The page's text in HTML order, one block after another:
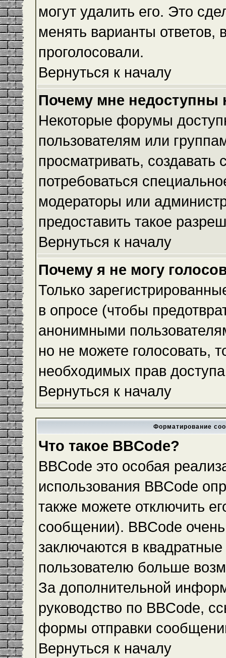
могут удалить его. Это
менять варианты ответов,
проголосовали.
Вернуться к началу
Почему мне
Некоторые форумы
пользователям или
просматривать,
потребоваться
модераторы или
предоставить такое
Вернуться к началу
Почему я не могу
Только
в опросе (чтобы
анонимными
но не можете голосовать,
необходимых прав
Вернуться к началу
Форматирование
Что такое BBCode?
BBCode это особая
использования BBCode
также можете отключить
сообщении). BBCode
заключаются в
пользователю больше
За дополнительной
руководство по BBCode,
формы отправки
Вернуться к началу